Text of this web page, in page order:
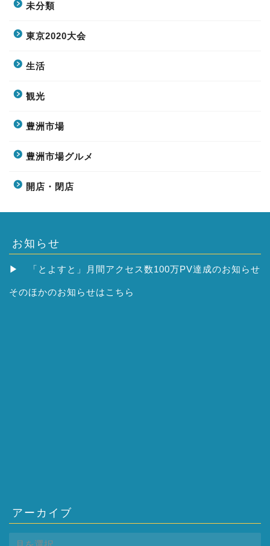
未分類
東京2020大会
生活
観光
豊洲市場
豊洲市場グルメ
開店・閉店
お知らせ
▶ 「とよすと」月間アクセス数100万PV達成のお知らせ
そのほかのお知らせはこちら
アーカイブ